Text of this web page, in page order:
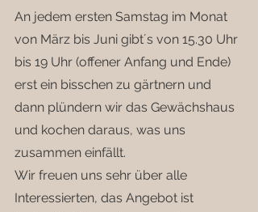
An jedem ersten Samstag im Monat
von März bis Juni gibt´s von 15.30 Uhr
bis 19 Uhr (offener Anfang und Ende)
erst ein bisschen zu gärtnern und
dann plündern wir das Gewächshaus
und kochen daraus, was uns
zusammen einfällt.
Wir freuen uns sehr über alle
Interessierten, das Angebot ist